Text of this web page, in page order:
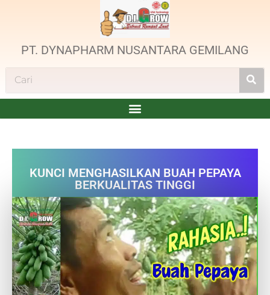
PT. DYNAPHARM NUSANTARA GEMILANG
KUNCI MENGHASILKAN BUAH PEPAYA
BERKUALITAS TINGGI